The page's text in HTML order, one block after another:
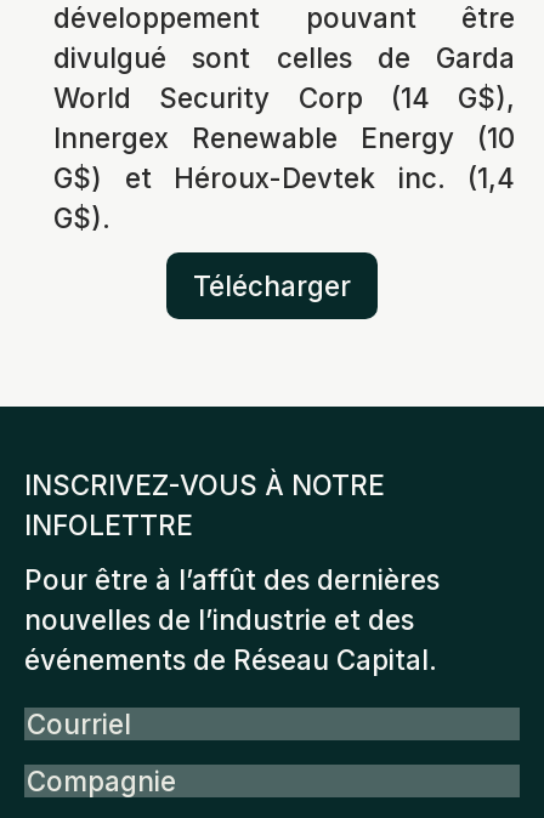
développement pouvant être
divulgué sont celles de Garda
World Security Corp (14 G$),
Innergex Renewable Energy (10
G$) et Héroux-Devtek inc. (1,4
G$).
Télécharger
INSCRIVEZ-VOUS À NOTRE
INFOLETTRE
Pour être à l’affût des dernières
nouvelles de l’industrie et des
événements de Réseau Capital.
Courriel
Compagnie